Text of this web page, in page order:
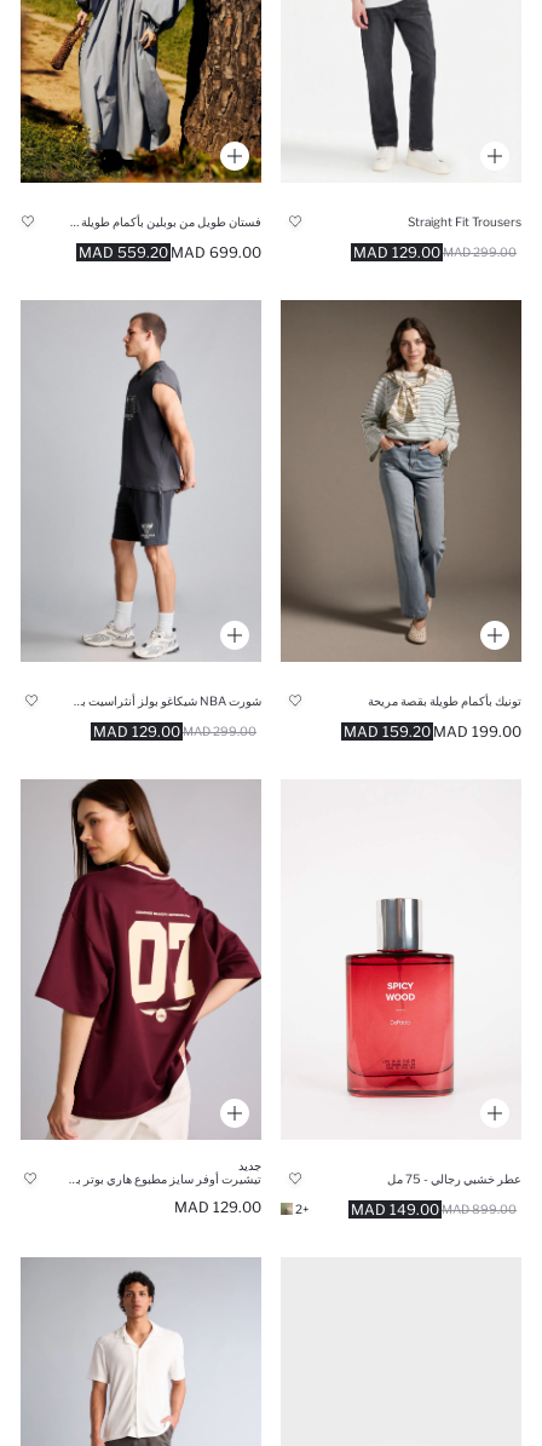
Straight Fit Trousers
129.00 MAD 299.00 MAD
559.20 MAD 699.00 MAD
تونيك بأكمام طويلة بقصة مريحة
159.20 MAD 199.00 MAD
129.00 MAD 299.00 MAD
عطر خشبي رجالي - 75 مل
149.00 MAD 899.00 MAD
+2
جديد
تيشيرت أوفر سايز مطبوع هاري بوتر برقبة V وأكمام قصيرة
129.00 MAD